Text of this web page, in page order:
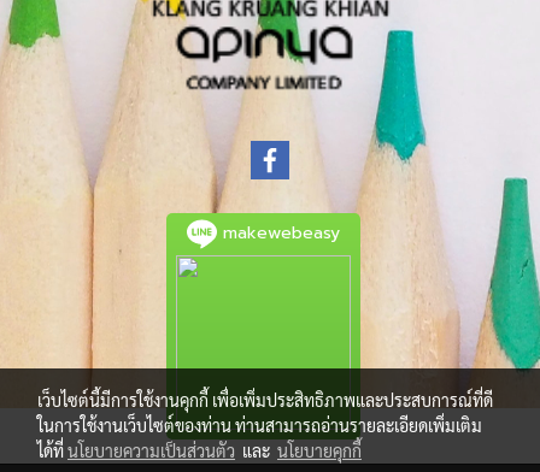
makewebeasy
เว็บไซต์นี้มีการใช้งานคุกกี้ เพื่อเพิ่มประสิทธิภาพและประสบการณ์ที่ดี
ในการใช้งานเว็บไซต์ของท่าน ท่านสามารถอ่านรายละเอียดเพิ่มเติม
ได้ที่นโยบายความเป็นส่วนตัว และ นโยบายคุกกี้